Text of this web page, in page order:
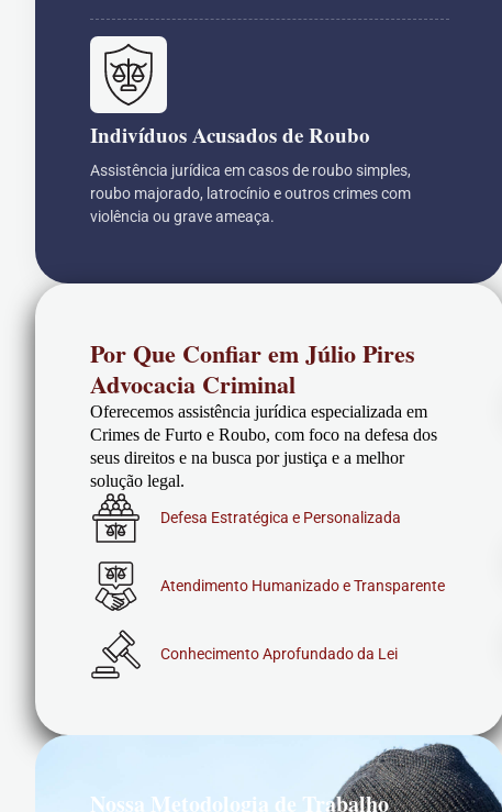
Indivíduos Acusados de Roubo
Assistência jurídica em casos de roubo simples,
roubo majorado, latrocínio e outros crimes com
violência ou grave ameaça.
Por Que Confiar em Júlio Pires
Advocacia Criminal
Oferecemos assistência jurídica especializada em
Crimes de Furto e Roubo, com foco na defesa dos
seus direitos e na busca por justiça e a melhor
solução legal.
Defesa Estratégica e Personalizada
Atendimento Humanizado e Transparente
Conhecimento Aprofundado da Lei
Nossa Metodologia de Trabalho